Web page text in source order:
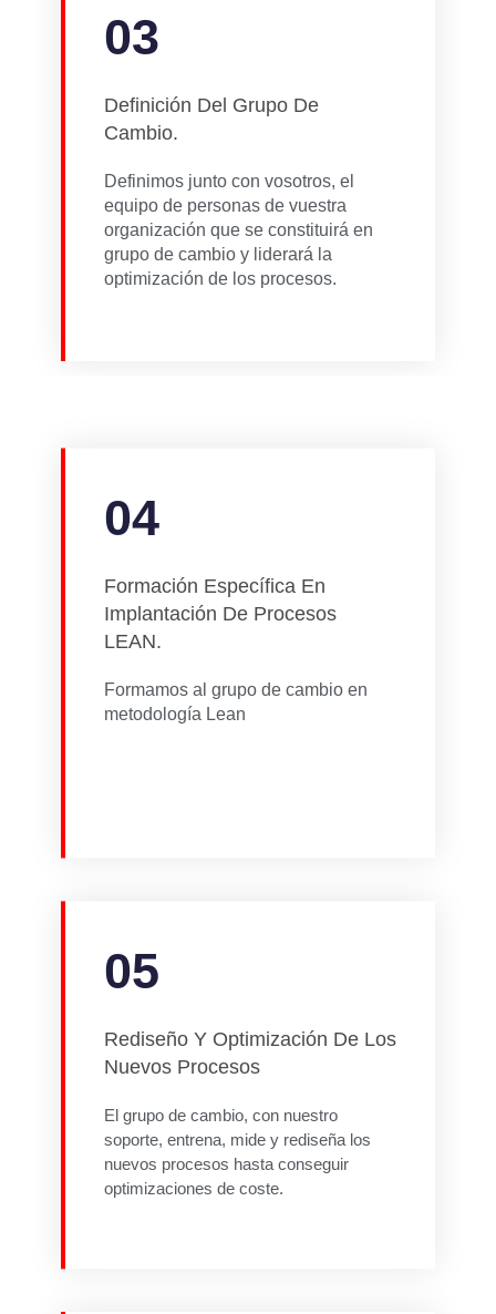
03
Definición Del Grupo De
Cambio.
Definimos junto con vosotros, el
equipo de personas de vuestra
organización que se constituirá en
grupo de cambio y liderará la
optimización de los procesos.
04
Formación Específica En
Implantación De Procesos
LEAN.
Formamos al grupo de cambio en
metodología Lean
05
Rediseño Y Optimización De Los
Nuevos Procesos
El grupo de cambio, con nuestro
soporte, entrena, mide y rediseña los
nuevos procesos hasta conseguir
optimizaciones de coste.